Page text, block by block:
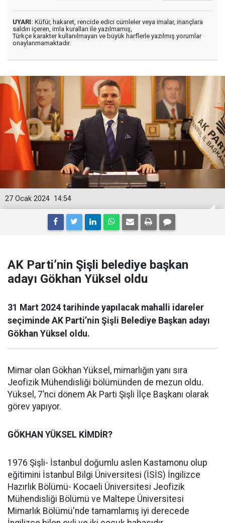
UYARI: Küfür, hakaret, rencide edici cümleler veya imalar, inançlara
saldırı içeren, imla kuralları ile yazılmamış,
Türkçe karakter kullanılmayan ve büyük harflerle yazılmış yorumlar
onaylanmamaktadır.
14:54
27 Ocak 2024
AK Parti’nin Şişli belediye başkan
adayı Gökhan Yüksel oldu
31 Mart 2024 tarihinde yapılacak mahalli idareler
seçiminde AK Parti’nin Şişli Belediye Başkan adayı
Gökhan Yüksel oldu.
Mimar olan Gökhan Yüksel, mimarlığın yanı sıra
Jeofizik Mühendisliği bölümünden de mezun oldu.
Yüksel, 7’nci dönem Ak Parti Şişli İlçe Başkanı olarak
görev yapıyor.
GÖKHAN YÜKSEL KİMDİR?
1976 Şişli- İstanbul doğumlu aslen Kastamonu olup
eğitimini İstanbul Bilgi Üniversitesi (İSİS) İngilizce
Hazırlık Bölümü- Kocaeli Üniversitesi Jeofizik
Mühendisliği Bölümü ve Maltepe Üniversitesi
Mimarlık Bölümü'nde tamamlamış iyi derecede